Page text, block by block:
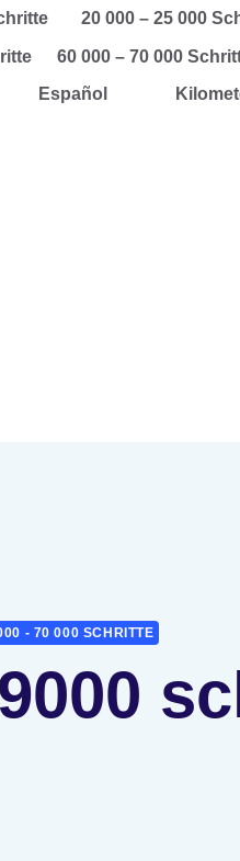
20 000 – 25 000
60 000 – 70 000
Español
- 70 000 SCHRITTE